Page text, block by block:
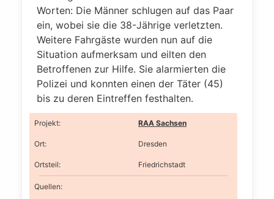
Worten: Die Männer schlugen auf das Paar
ein, wobei sie die 38-Jährige verletzten.
Weitere Fahrgäste wurden nun auf die
Situation aufmerksam und eilten den
Betroffenen zur Hilfe. Sie alarmierten die
Polizei und konnten einen der Täter (45)
bis zu deren Eintreffen festhalten.
Projekt: RAA Sachsen
Ort: Dresden
Ortsteil: Friedrichstadt
Quellen: